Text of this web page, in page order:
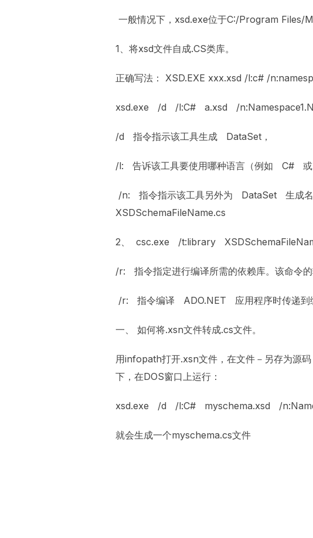
一般情况下，xsd.exe位于C:/Program
1、将xsd文件自成.CS类库。
正确写法： XSD.EXE xxx.xsd /l:c# /
xsd.exe /d /l:C# a.xsd /
/d 指令指示该工具生成 DataSet，
/l: 告诉该工具要使用哪种语言（例如 C#
/n: 指令指示该工具另外为 DataSet 生成
XSDSchemaFileName.cs
2、 csc.exe /t:library
/r: 指令指定进行编译所需的依赖库。该命令
/r: 指令编译 ADO.NET 应用程序时传递到
一、 如何将.xsn文件转成.cs文件。
用infopath打开.xsn文件，在文件－另存为源
下，在DOS窗口上运行：
xsd.exe /d /l:C# myschema.xsd /
就会生成一个myschema.cs文件